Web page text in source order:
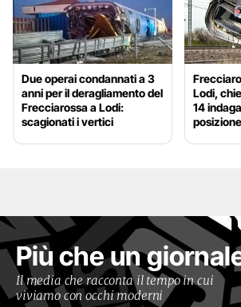
Due operai condannati a 3
anni per il deragliamento del
Frecciarossa a Lodi:
scagionati i vertici
Lodi,
14
Più che un
Il media che racconta il tempo in cui
viviamo con occhi moderni